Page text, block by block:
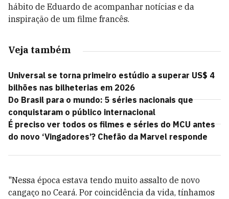
hábito de Eduardo de acompanhar notícias e da
inspiração de um filme francês.
Veja também
Universal se torna primeiro estúdio a superar US$ 4
bilhões nas bilheterias em 2026
Do Brasil para o mundo: 5 séries nacionais que
conquistaram o público internacional
É preciso ver todos os filmes e séries do MCU antes
do novo ‘Vingadores’? Chefão da Marvel responde
"Nessa época estava tendo muito assalto de novo
cangaço no Ceará. Por coincidência da vida, tínhamos